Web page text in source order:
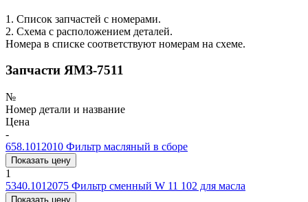
1. Список запчастей с номерами.
2. Схема с расположением деталей.
Номера в списке соответствуют номерам на схеме.
Запчасти ЯМЗ-7511
№
Номер детали и название
Цена
-
658.1012010 Фильтр масляный в сборе
Показать цену
1
5340.1012075 Фильтр сменный W 11 102 для масла
Показать цену